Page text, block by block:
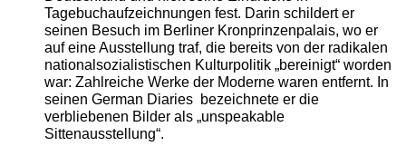
Tagebuchaufzeichnungen fest. Darin schildert er
seinen Besuch im Berliner Kronprinzenpalais, wo er
auf eine Ausstellung traf, die bereits von der radikalen
nationalsozialistischen Kulturpolitik „bereinigt“ worden
war: Zahlreiche Werke der Moderne waren entfernt. In
seinen German Diaries bezeichnete er die
verbliebenen Bilder als „unspeakable
Sittenausstellung“.